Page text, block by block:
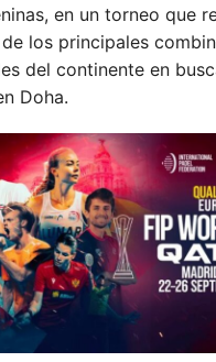
en un torneo que
los principales
del continente en
Doha.